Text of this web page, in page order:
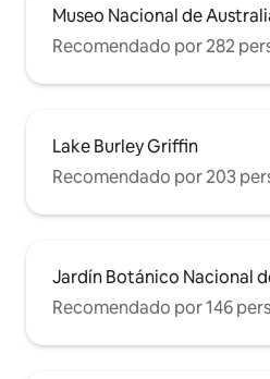
Museo Nacional de
Recomendado por 282
Lake Burley Griffin
Recomendado por 203
Jardín Botánico Nacional
Recomendado por 146